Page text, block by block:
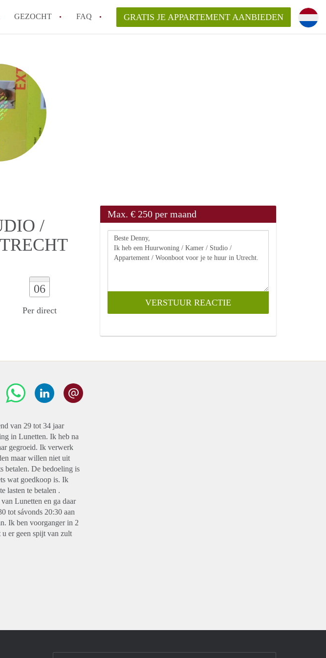
GEZOCHT FAQ
to translate AppartementenUtrecht!
is AppartementenUtrecht?
is de privacyverklaring van AppartementenUtrecht ?
AppartementenUtrecht
bemiddelingsvergoeding?
verantwoordelijk voor het aangeboden
/ Appartementen in Utrecht?
veelgestelde vragen
GRATIS JE APPARTEMENT AANBIEDEN
/
06
Per direct
Max. € 250 per maand
van 29 tot 34 jaar
in Lunetten. Ik heb na
gegroeid. Ik verwerk
maar willen niet uit
betalen. De bedoeling is
wat goedkoop is. Ik
lasten te betalen .
Lunetten en ga daar
tot sávonds 20:30 aan
Ik ben voorganger in 2
er geen spijt van zult